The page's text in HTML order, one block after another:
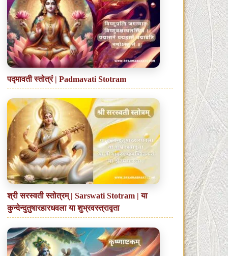
पद्मावती स्तोत्रं | Padmavati Stotram
श्री सरस्वती स्तोत्रम् | Sarswati Stotram | या
कुन्देन्दुतुषारहारधवला या शुभ्रवस्त्रावृता